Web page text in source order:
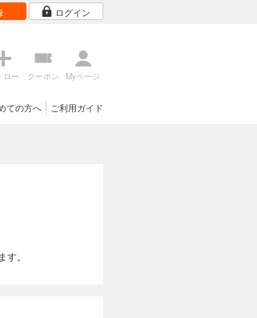
ログイン
ロー クーポン Myページ
ご利用ガイド
ての方へ
。